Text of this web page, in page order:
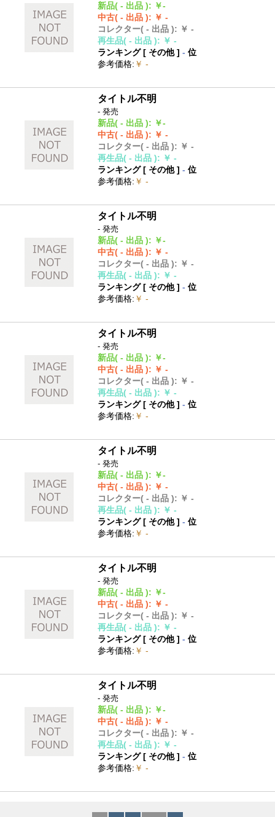
新品( - 出品 ): ￥-
中古( - 出品 ): ￥ -
コレクター( - 出品 ): ￥ -
再生品( - 出品 ): ￥ -
ランキング [ その他]- 位
参考価格: ￥ -
タイトル不明
- 発売
新品( - 出品 ): ￥-
中古( - 出品 ): ￥ -
コレクター( - 出品 ): ￥ -
再生品( - 出品 ): ￥ -
ランキング [ その他]- 位
参考価格: ￥ -
タイトル不明
- 発売
新品( - 出品 ): ￥-
中古( - 出品 ): ￥ -
コレクター( - 出品 ): ￥ -
再生品( - 出品 ): ￥ -
ランキング [ その他]- 位
参考価格: ￥ -
タイトル不明
- 発売
新品( - 出品 ): ￥-
中古( - 出品 ): ￥ -
コレクター( - 出品 ): ￥ -
再生品( - 出品 ): ￥ -
ランキング [ その他]- 位
参考価格: ￥ -
タイトル不明
- 発売
新品( - 出品 ): ￥-
中古( - 出品 ): ￥ -
コレクター( - 出品 ): ￥ -
再生品( - 出品 ): ￥ -
ランキング [ その他]- 位
参考価格: ￥ -
タイトル不明
- 発売
新品( - 出品 ): ￥-
中古( - 出品 ): ￥ -
コレクター( - 出品 ): ￥ -
再生品( - 出品 ): ￥ -
ランキング [ その他]- 位
参考価格: ￥ -
タイトル不明
- 発売
新品( - 出品 ): ￥-
中古( - 出品 ): ￥ -
コレクター( - 出品 ): ￥ -
再生品( - 出品 ): ￥ -
ランキング [ その他]- 位
参考価格: ￥ -